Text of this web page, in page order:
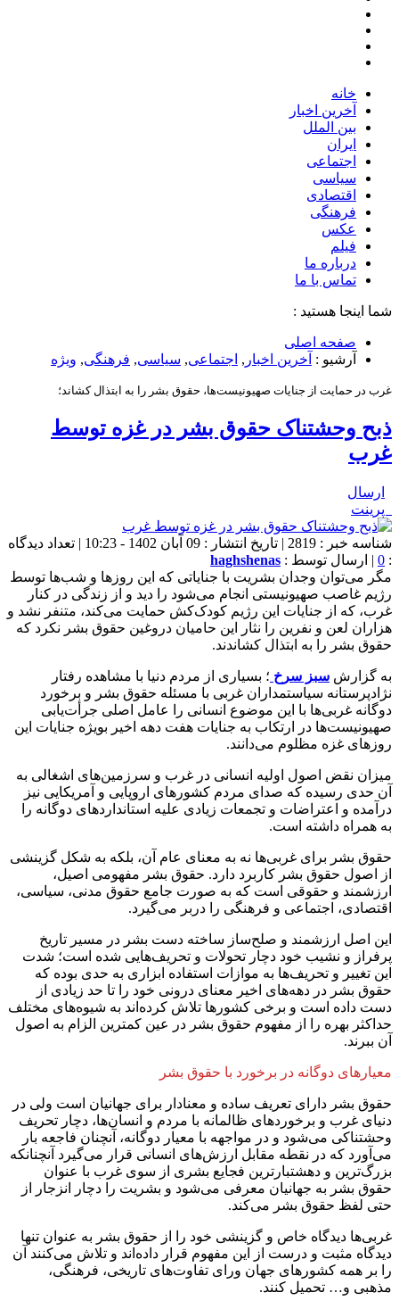
خانه
آخرین اخبار
بین الملل
ایران
اجتماعی
سیاسی
اقتصادی
فرهنگی
عکس
فیلم
درباره ما
تماس با ما
شما اینجا هستید :
صفحه اصلی
آرشیو : آخرین اخبار , اجتماعی, سیاسی, فرهنگی, ویژه
غرب در حمایت از جنایات صهیونیست‌ها، حقوق بشر را به ابتذال کشاند؛
ذبح وحشتناک حقوق بشر در غزه توسط
غرب
ارسال
پرینت
شناسه خبر : 2819 | تاریخ انتشار : 09 آبان 1402 - 10:23 | تعداد دیدگاه
:
0 | ارسال توسط : haghshenas
مگر می‌توان وجدان بشریت با جنایاتی که این روزها و شب‌ها توسط
رژیم غاصب صهیونیستی انجام می‌شود را دید و از زندگی در کنار
غرب، که از جنایات این رژیم کودک‌کش حمایت می‌کند، متنفر نشد و
هزاران لعن و نفرین را نثار این حامیان دروغین حقوق بشر نکرد که
حقوق بشر را به ابتذال کشاندند.
به گزارش سبز سرخ ؛ بسیاری از مردم دنیا با مشاهده رفتار
نژادپرستانه سیاستمداران غربی با مسئله حقوق بشر و برخورد
دوگانه غربی‌ها با این موضوع انسانی را عامل اصلی جرأت‌یابی
صهیونیست‌ها در ارتکاب به جنایات هفت دهه اخیر بویژه جنایات این
روزهای غزه مظلوم می‌دانند.
میزان نقض اصول اولیه انسانی در غرب و سرزمین‌های اشغالی به
آن حدی رسیده که صدای مردم کشورهای اروپایی و آمریکایی نیز
درآمده و اعتراضات و تجمعات زیادی علیه استانداردهای دوگانه را
به همراه داشته است.
حقوق بشر برای غربی‌ها نه به معنای عام آن، بلکه به شکل گزینشی
از اصول حقوق بشر کاربرد دارد. حقوق بشر مفهومی اصیل،
ارزشمند و حقوقی است که به صورت جامع حقوق مدنی، سیاسی،
اقتصادی، اجتماعی و فرهنگی را دربر می‌گیرد.
این اصل ارزشمند و صلح‌ساز ساخته دست بشر در مسیر تاریخ
پرفراز و نشیب خود دچار تحولات و تحریف‌هایی شده است؛ شدت
این تغییر و تحریف‌ها به موازات استفاده ابزاری به حدی بوده که
حقوق بشر در دهه‌های اخیر معنای درونی خود را تا حد زیادی از
دست داده است و برخی کشور‌ها تلاش کرده‌اند به شیوه‌های مختلف
حداکثر بهره را از مفهوم حقوق بشر در عین کمترین الزام به اصول
آن ببرند.
معیارهای دوگانه در برخورد با حقوق بشر
حقوق بشر دارای تعریف ساده و معنادار برای جهانیان است ولی در
دنیای غرب و برخوردهای ظالمانه با مردم و انسان‌ها، دچار تحریف
وحشتناکی می‌شود و در مواجهه با معیار دوگانه، آنچنان فاجعه بار
می‌آورد که در نقطه مقابل ارزش‌های انسانی قرار می‌گیرد آنچنانکه
بزرگ‌ترین و دهشتبارترین فجایع بشری از سوی غرب با عنوان
حقوق بشر به جهانیان معرفی می‌شود و بشریت را دچار انزجار از
حتی لفظ حقوق بشر می‌کند.
غربی‌ها دیدگاه خاص و گزینشی خود را از حقوق بشر به‌ عنوان تنها
دیدگاه مثبت و درست از این مفهوم قرار داده‌اند و تلاش می‌کنند آن
را بر همه کشور‌های جهان ورای تفاوت‌های تاریخی، فرهنگی،
مذهبی و… تحمیل کنند.